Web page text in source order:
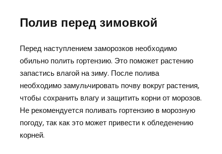
Полив перед зимовкой
Перед наступлением заморозков необходимо
обильно полить гортензию. Это поможет растению
запастись влагой на зиму. После полива
необходимо замульчировать почву вокруг растения,
чтобы сохранить влагу и защитить корни от морозов.
Не рекомендуется поливать гортензию в морозную
погоду, так как это может привести к обледенению
корней.